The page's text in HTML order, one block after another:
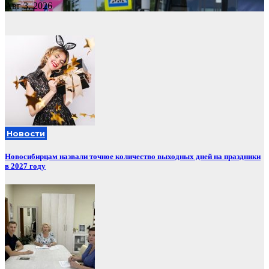
Авг 3, 2026
Новости
Новосибирцам назвали точное количество выходных дней на праздники
в 2027 году